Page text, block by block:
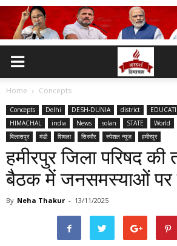
Home Concepts
Concepts Delhi DESH-DUNIA district
HIMACHAL
india News solan STATE World
बिलासपुर
मंडी शिमला सिरमौर स्पेशल न्यूज़ हमीरपुर
हमीरपुर जिला परिषद की
बैठक में जनसमस्याओं
By Neha Thakur - 13/11/2025